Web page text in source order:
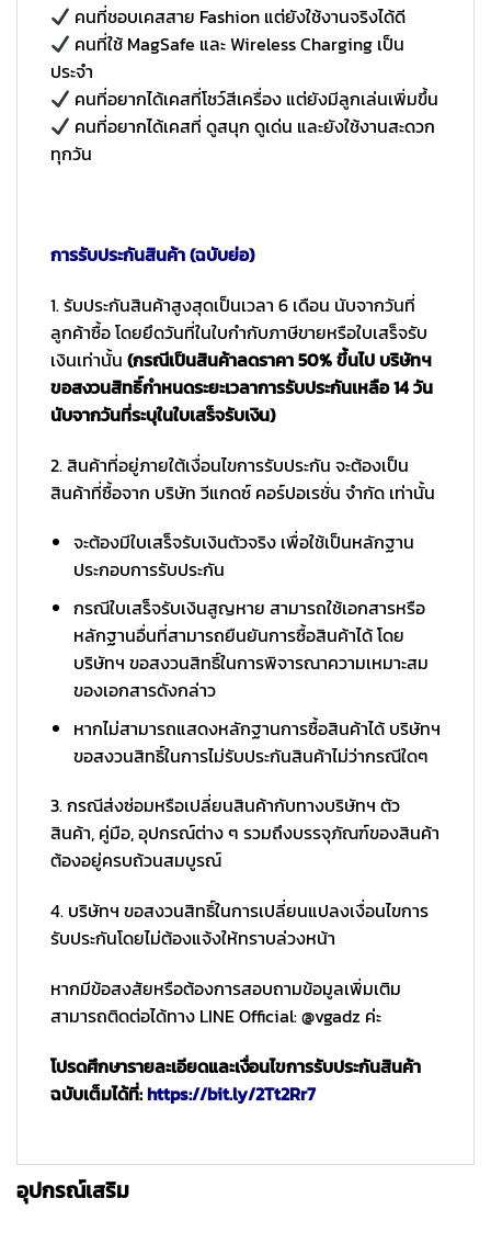
คนที่ชอบเคสสาย Fashion แต่ยังใช้งานจริงได้ดี
คนที่ใช้ MagSafe และ Wireless Charging เป็น
ประจำ
คนที่อยากได้เคสที่โชว์สีเครื่อง แต่ยังมีลูกเล่นเพิ่มขึ้น
คนที่อยากได้เคสที่ ดูสนุก ดูเด่น และยังใช้งานสะดวก
ทุกวัน
การรับประกันสินค้า (ฉบับย่อ)
1. รับประกันสินค้าสูงสุดเป็นเวลา 6 เดือน นับจากวันที่
ลูกค้าซื้อ โดยยึดวันที่ในใบกำกับภาษีขายหรือใบเสร็จรับ
เงินเท่านั้น (กรณีเป็นสินค้าลดราคา 50% ขึ้นไป บริษัทฯ
ขอสงวนสิทธิ์กำหนดระยะเวลาการรับประกันเหลือ 14 วัน
นับจากวันที่ระบุในใบเสร็จรับเงิน)
2. สินค้าที่อยู่ภายใต้เงื่อนไขการรับประกัน จะต้องเป็น
สินค้าที่ซื้อจาก บริษัท วีแกดซ์ คอร์ปอเรชั่น จำกัด เท่านั้น
จะต้องมีใบเสร็จรับเงินตัวจริง เพื่อใช้เป็นหลักฐาน
ประกอบการรับประกัน
กรณีใบเสร็จรับเงินสูญหาย สามารถใช้เอกสารหรือ
หลักฐานอื่นที่สามารถยืนยันการซื้อสินค้าได้ โดย
บริษัทฯ ขอสงวนสิทธิ์ในการพิจารณาความเหมาะสม
ของเอกสารดังกล่าว
หากไม่สามารถแสดงหลักฐานการซื้อสินค้าได้ บริษัทฯ
ขอสงวนสิทธิ์ในการไม่รับประกันสินค้าไม่ว่ากรณีใดๆ
3. กรณีส่งซ่อมหรือเปลี่ยนสินค้ากับทางบริษัทฯ ตัว
สินค้า, คู่มือ, อุปกรณ์ต่าง ๆ รวมถึงบรรจุภัณฑ์ของสินค้า
ต้องอยู่ครบถ้วนสมบูรณ์
4. บริษัทฯ ขอสงวนสิทธิ์ในการเปลี่ยนแปลงเงื่อนไขการ
รับประกันโดยไม่ต้องแจ้งให้ทราบล่วงหน้า
หากมีข้อสงสัยหรือต้องการสอบถามข้อมูลเพิ่มเติม
สามารถติดต่อได้ทาง LINE Official: @vgadz ค่ะ
โปรดศึกษารายละเอียดและเงื่อนไขการรับประกันสินค้า
ฉบับเต็มได้ที่:https://bit.ly/2Tt2Rr7
อุปกรณ์เสริม